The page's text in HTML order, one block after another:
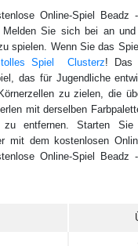
Online-Spiel Beadz
Sie sich bei an und
spielen. Wenn Sie das
Spiel Clusterz! Das
das für Jugendliche
zu zielen, die
mit derselben
entfernen. Starten Sie
mit dem kostenlosen
Online-Spiel Beadz